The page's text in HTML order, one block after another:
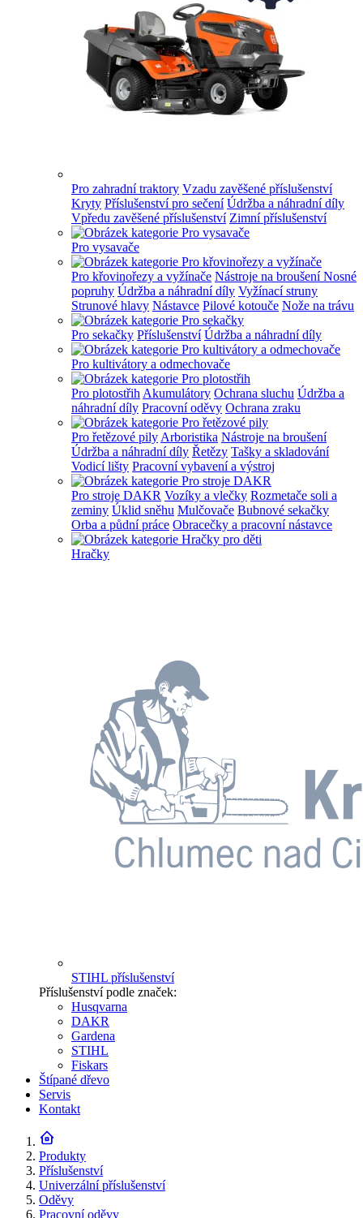
Pro zahradní traktory Vzadu zavěšené příslušenství
Kryty Příslušenství pro sečení Údržba a náhradní díly
Vpředu zavěšené příslušenství Zimní příslušenství
Pro vysavače
Pro křovinořezy a vyžínače Nástroje na broušeníNosné
popruhy Údržba a náhradní díly Vyžínací struny
Strunové hlavy Nástavce Pilové kotouče Nože na trávu
Pro sekačky Příslušenství Údržba a náhradní díly
Pro kultivátory a odmechovače
Pro plotostřih Akumulátory Ochrana sluchu Údržba a
náhradní díly Pracovní oděvy Ochrana zraku
Pro řetězové pily Arboristika Nástroje na broušení
Údržba a náhradní díly Řetězy Tašky a skladování
Vodicí lišty Pracovní vybavení a výstroj
Pro stroje DAKR Vozíky a vlečky Rozmetače soli a
zeminy Úklid sněhu Mulčovače Bubnové sekačky
Orba a půdní práce Obracečky a pracovní nástavce
Hračky
STIHL příslušenství
Příslušenství podle značek:
Husqvarna
DAKR
Gardena
STIHL
Fiskars
Štípané dřevo
Servis
Kontakt
Produkty
Příslušenství
Univerzální příslušenství
Oděvy
Pracovní oděvy